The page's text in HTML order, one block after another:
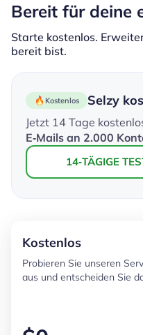
Bereit für deine
Starte kostenlos.
bereit bist.
Selzy
Kostenlos
Jetzt 14 Tage
E‑Mails an 2.000
14‑TÄGIGE
Kostenlos
Probieren Sie unseren
aus und entscheiden Sie